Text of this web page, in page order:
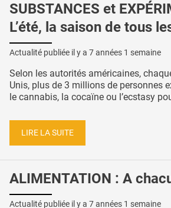
SUBSTANCES et
L’été, la saison de tous
Actualité publiée il y a 7 années 1 semaine
Selon les autorités américaines,
Unis, plus de 3 millions de personnes
le cannabis, la cocaïne ou l’ecstasy
LIRE LA SUITE
ALIMENTATION : A
Actualité publiée il y a 7 années 1 semaine